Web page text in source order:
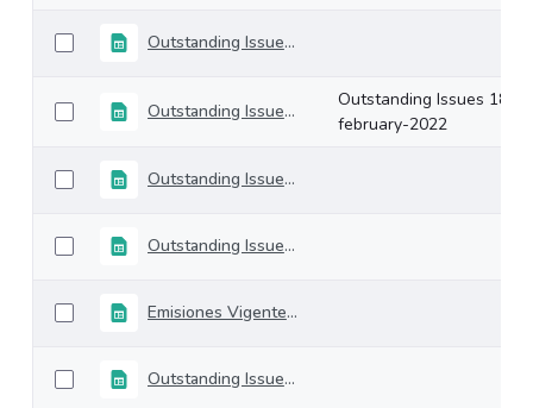
Outstanding Issues 25-february-2022
Outstanding Issues 18-february-2022
Outstanding Issues 18-
february-2022
Outstanding Issues 11-february-2022
Outstanding Issues 04-february-2022
Emisiones Vigentes 28-enero-2022
Outstanding Issues 21-january-2022